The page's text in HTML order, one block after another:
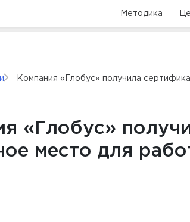
Методика
Компания «Глобус» получила
«Глобус»
место для